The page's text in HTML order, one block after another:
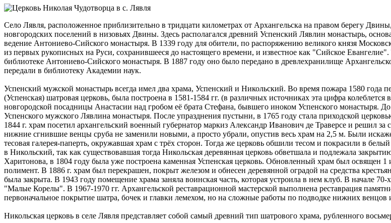
Село Лявля, расположенное приблизительно в тридцати километрах от Архангельска на правом берегу
новгородских поселений в низовьях Двины. Здесь располагался древний Успенский Лявлин монастырь,
ведение Антониево-Сийского монастыря. В 1339 году для обители, по распоряжению великого князя
из первых рукописных на Руси, сохранившееся до настоящего времени, и известное как "Сийское
библиотеке Антониево-Сийского монастыря. В 1887 году оно было передано в древлехранилище
передали в библиотеку Академии наук.
Успенский мужской монастырь всегда имел два храма, Успенский и Никольский. Во время пожара 1580 года
(Успенская) шатровая церковь, была построена в 1581-1584 гг. (в различных источниках эта цифра
новгородской посадницы Анастасии над гробом её брата Стефана, бывшего иноком Успенского монастыря.
Успенского мужского Лявлина монастыря. После упразднения пустыни, в 1765 году стала приходской
1844 г. храм посетил архангельский военный губернатор маркиз Александр Иванович де Траверсе и решил
нижние сгнившие венцы сруба не заменили новыми, а просто убрали, опустив весь храм на 2,5 м. Были
тесовая галерея-паперть, окружавшая храм с трёх сторон. Тогда же церковь обшили тесом и покрасили в
в Никольский, так как существовавшая тогда Никольская деревянная церковь обветшала и подлежала
Харитонова, в 1804 году была уже построена каменная Успенская церковь. Обновленный храм был освящен
полимент. В 1886 г. храм был перекрашен, покрыт железом и обнесен деревянной оградой на средства
была закрыта. В 1943 году помещение храма заняла воинская часть, которая устроила в нем клуб. В начале
"Малые Корелы". В 1967-1970 гг. Архангельской реставрационной мастерской выполнена реставрация
первоначальное покрытие шатра, бочек и главки лемехом, но на сложные работы по подводке нижних венцов
Никольская церковь в селе Лявля представляет собой самый древний тип шатрового храма, рубленного